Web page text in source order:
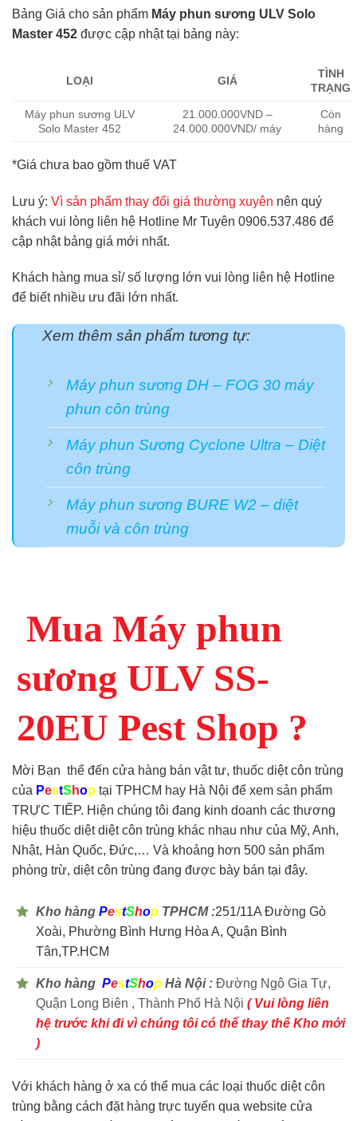
Bảng Giá cho sản phẩm Máy phun sương ULV Solo
Master 452 được cập nhật tại bảng này:
LOẠI GIÁ
TÌNH
TRẠNG
Máy phun sương ULV
Solo Master 452
21.000.000VND –
24.000.000VND/ máy
Còn
hàng
*Giá chưa bao gồm thuế VAT
Lưu ý: Vì sản phẩm thay đổi giá thường xuyên nên quý
khách vui lòng liên hệ Hotline Mr Tuyên 0906.537.486 để
cập nhật bảng giá mới nhất.
Khách hàng mua sỉ/ số lượng lớn vui lòng liên hệ Hotline
để biết nhiều ưu đãi lớn nhất.
Xem thêm sản phẩm tương tự:
Máy phun sương DH – FOG 30 máy
phun côn trùng
Máy phun Sương Cyclone Ultra – Diệt
côn trùng
Máy phun sương BURE W2 – diệt
muỗi và côn trùng
Mua Máy phun
sương ULV SS-
20EU Pest Shop ?
Mời Bạn thể đến cửa hàng bán vật tư, thuốc diệt côn trùng
của PestS hop tại TPHCM hay Hà Nội để xem sản phẩm
TRỰC TIẾP. Hiện chúng tôi đang kinh doanh các thương
hiệu thuốc diệt diệt côn trùng khác nhau như của Mỹ, Anh,
Nhật, Hàn Quốc, Đức,… Và khoảng hơn 500 sản phẩm
phòng trừ, diệt côn trùng đang được bày bán tại đây.
Kho hàng PestShop TPHCM :251/11A Đường Gò
Xoài, Phường Bình Hưng Hòa A, Quận Bình
Tân,TP.HCM
Kho hàng PestShop Hà Nội : Đường Ngô Gia Tự,
Quận Long Biên , Thành Phố Hà Nội ( Vui lòng liên
hệ trước khi đi vì chúng tôi có thể thay thế Kho mới
)
Với khách hàng ở xa có thể mua các loại thuốc diệt côn
trùng bằng cách đặt hàng trực tuyến qua website cửa